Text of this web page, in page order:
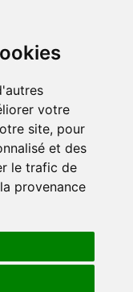
votre
site, pour
et des
le trafic de
provenance